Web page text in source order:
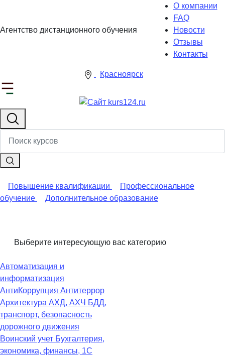
Агентство дистанционного обучения
О компании
FAQ
Новости
Отзывы
Контакты
Красноярск
Повышение квалификации
Профессиональное
обучение
Дополнительное образование
Выберите интересующую вас категорию
Автоматизация и
информатизация
АнтиКоррупция Антитеррор
Архитектура АХД, АХЧ БДД,
транспорт, безопасность
дорожного движения
Воинский учет Бухгалтерия,
экономика, финансы, 1С